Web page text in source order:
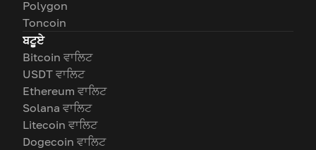
Polygon
Toncoin
ਬਟੂਏ
Bitcoin ਵਾਲਿਟ
USDT ਵਾਲਿਟ
Ethereum ਵਾਲਿਟ
Solana ਵਾਲਿਟ
Litecoin ਵਾਲਿਟ
Dogecoin ਵਾਲਿਟ